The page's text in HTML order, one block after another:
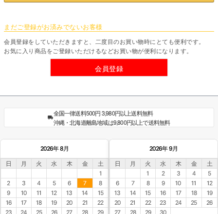
まだご登録がお済みでないお客様
会員登録をしていただきますと、二度目のお買い物時にとても便利です。
お気に入り商品をご登録いただけるなどお買い物が便利になります。
会員登録
全国一律送料500円 3,980円以上送料無料
沖縄・北海道離島地域は9,800円以上で送料無料
2026年 8月
日 月 火 水 木 金
土
1
2
3 4 5 6 7
8
9
10 11 12 13 14
15
16
17 18 19 20 21
22
23
24 25 26 27 28 29
2026年 9月
日 月 火 水 木 金
土
1
2 3 4
5
6
7 8 9 10 11
12
13
14 15 16 17 18
19
20
21 22 23 24 25
26
27
28 29 30